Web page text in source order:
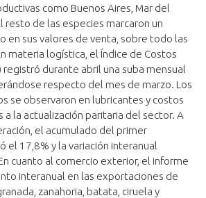
como Buenos Aires, Mar del
resto de las especies marcaron un
en sus valores de venta, sobre todo las
materia logística, el Índice de Costos
registró durante abril una suba mensual
respecto del mes de marzo. Los
se observaron en lubricantes y costos
a la actualización paritaria del sector. A
el acumulado del primer
el 17,8% y la variación interanual
cuanto al comercio exterior, el informe
interanual en las exportaciones de
zanahoria, batata, ciruela y